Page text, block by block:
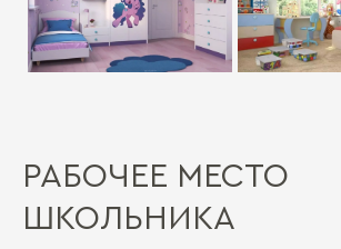
РАБОЧЕЕ МЕСТО
ШКОЛЬНИКА